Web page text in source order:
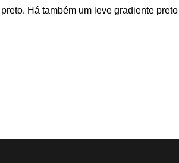
Há também um leve gradiente